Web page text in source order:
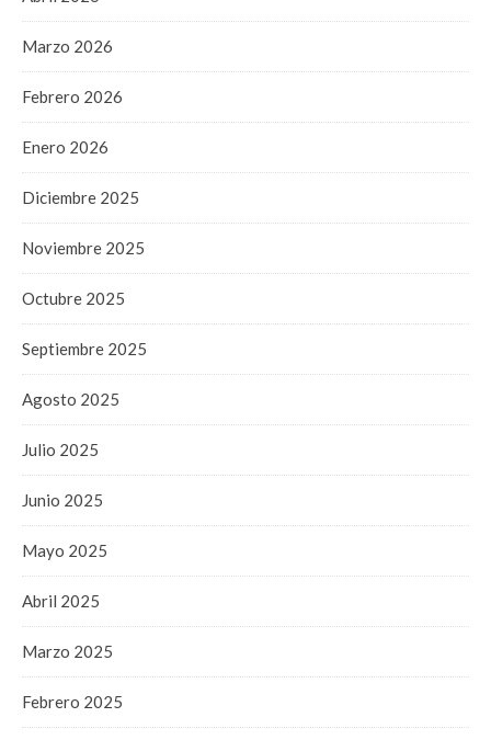
Marzo 2026
Febrero 2026
Enero 2026
Diciembre 2025
Noviembre 2025
Octubre 2025
Septiembre 2025
Agosto 2025
Julio 2025
Junio 2025
Mayo 2025
Abril 2025
Marzo 2025
Febrero 2025